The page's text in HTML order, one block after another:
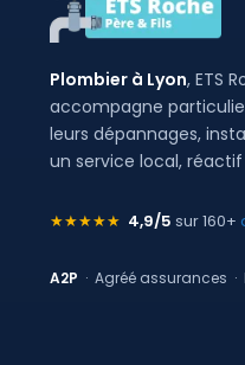
Plombier à Lyon, ETS
accompagne
leurs dépannages,
un service local,
★★★★★ 4,9/5 sur 160+
A2P · Agréé assurances